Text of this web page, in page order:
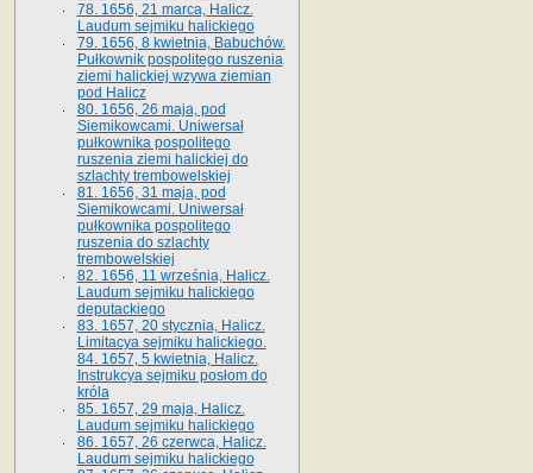
78. 1656, 21 marca, Halicz.
Laudum sejmiku halickiego
79. 1656, 8 kwietnia, Babuchów.
Pułkownik pospolitego ruszenia
ziemi halickiej wzywa ziemian
pod Halicz
80. 1656, 26 maja, pod
Siemikowcami. Uniwersał
pułkownika pospolitego
ruszenia ziemi halickiej do
szlachty trembowelskiej
81. 1656, 31 maja, pod
Siemikowcami. Uniwersał
pułkownika pospolitego
ruszenia do szlachty
trembowelskiej
82. 1656, 11 września, Halicz.
Laudum sejmiku halickiego
deputackiego
83. 1657, 20 stycznia, Halicz.
Limitacya sejmiku halickiego.
84. 1657, 5 kwietnia, Halicz.
Instrukcya sejmiku posłom do
króla
85. 1657, 29 maja, Halicz.
Laudum sejmiku halickiego
86. 1657, 26 czerwca, Halicz.
Laudum sejmiku halickiego